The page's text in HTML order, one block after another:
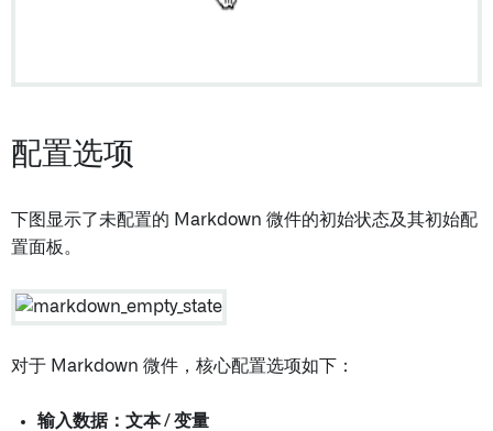
配置选项
下图显示了未配置的 Markdown 微件的初始状态及其初始配
置面板。
对于 Markdown 微件，核心配置选项如下：
输入数据：文本 / 变量